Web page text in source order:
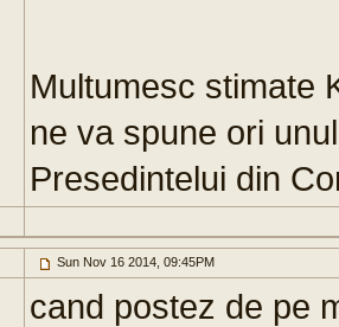
Multumesc stimate
ne va spune ori
Presedintelui din
Sun Nov 16 2014, 09:45PM
cand postez de pe